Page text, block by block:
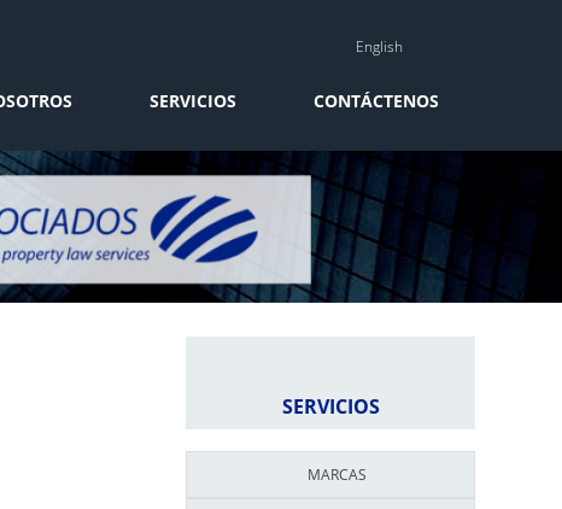
English
SERVICIOS CONTÁCTENOS
SERVICIOS
MARCAS